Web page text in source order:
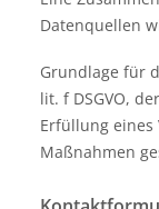
Datenquellen
Grundlage für
lit. f DSGVO,
Erfüllung
Maßnahmen